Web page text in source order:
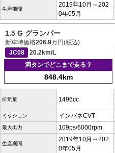
生産期間
2019年10月～202
0年05月
1.5 G グランパー
新車時価格206.9万円(税込)
JC08
20.2km/L
満タンでどこまで走る？
848.4km
排気量 1496cc
ミッション インパネCVT
最大出力 109ps/6000rpm
生産期間
2019年10月～202
0年05月